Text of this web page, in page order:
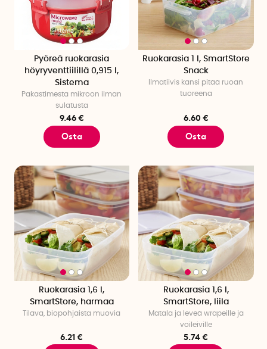
Pyöreä ruokarasia
höyryventtiilillä 0,915 l,
Sistema
Pakastimesta mikroon ilman
sulatusta
9.46 €
Osta
Ruokarasia 1 l, SmartStore
Snack
Ilmatiivis kansi pitää ruoan
tuoreena
6.60 €
Osta
Ruokarasia 1,6 l,
SmartStore, harmaa
Tilava, biopohjaista muovia
6.21 €
Ruokarasia 1,6 l,
SmartStore, liila
Matala ja leveä wrapeille ja
voileiville
5.74 €